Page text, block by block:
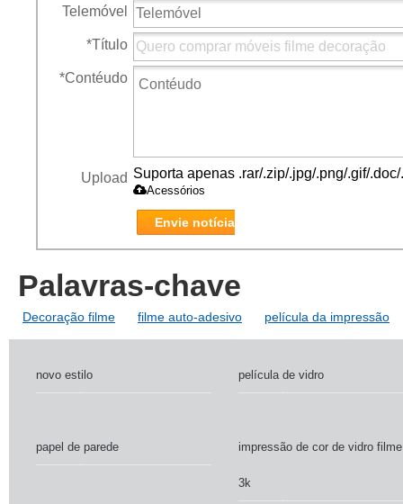
Telemóvel
*Título
*Contéudo
Upload Suporta apenas .rar/.zip/.jpg/.png/.gif/
Acessórios
Envie notícia
Palavras-chave
Decoração filme filme auto-adesivo película da impressão
novo estilo película de vidro
papel de parede impressão de cor de vidro filme
3k